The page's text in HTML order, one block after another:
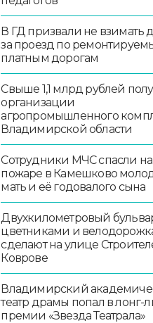
В ГД призвали не взимать
за проезд по
платным дорогам
Свыше 1,1 млрд рублей
организации
агропромышленного
Владимирской области
Сотрудники МЧС спасли на
пожаре в Камешково
мать и её годовалого сына
Двухкилометровый
цветниками и
сделают на улице
Коврове
Владимирский
театр драмы попал в лонг-
премии «Звезда Театрала»